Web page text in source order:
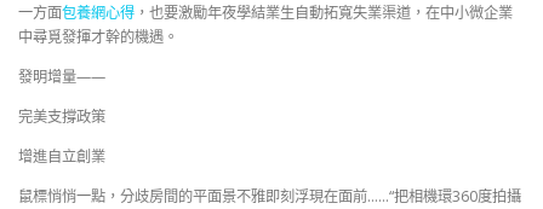
一方面包養網心得 ，也要激勵年夜學結業生自動拓寬失業渠道，在中小微企業
中尋覓發揮才幹的機遇。
發明增量——
完美支撐政策
增進自立創業
鼠標悄悄一點，分歧房間的平面景不雅即刻浮現在面前……“把相機環360度拍攝